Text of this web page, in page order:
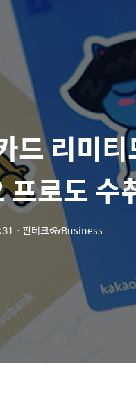
드 리미
프로도 수
ㆍ 핀테크👓Business